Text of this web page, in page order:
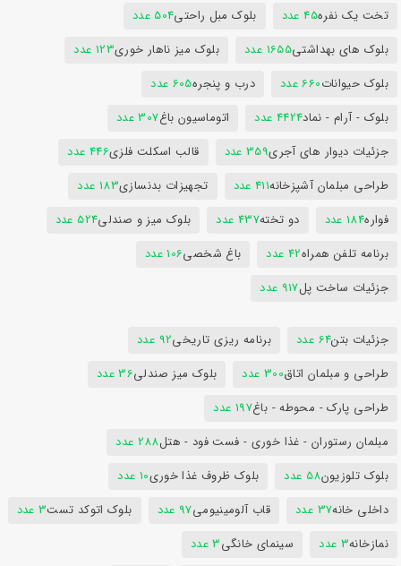
تخت یک نفره45 عدد بلوک مبل راحتی504 عدد
بلوک های بهداشتی1655 عدد بلوک میز ناهار خوری123 عدد
بلوک حیوانات660 عدد درب و پنجره605 عدد
بلوک - آرام - نماد4424 عدد اتوماسیون باغ307 عدد
جزئیات دیوار های آجری359 عدد قالب اسکلت فلزی446 عدد
طراحی مبلمان آشپزخانه411 عدد تجهیزات بدنسازی183 عدد
فواره184 عدد دو تخته437 عدد بلوک میز و صندلی524 عدد
برنامه تلفن همراه42 عدد باغ شخصی106 عدد
جزئیات ساخت پل917 عدد
جزئیات بتن64 عدد برنامه ریزی تاریخی92 عدد
طراحی و مبلمان اتاق300 عدد بلوک میز صندلی36 عدد
طراحی پارک - محوطه - باغ197 عدد
مبلمان رستوران - غذا خوری - فست فود - هتل288 عدد
بلوک تلوزیون58 عدد بلوک ظروف غذا خوری10 عدد
داخلی خانه37 عدد قاب آلومینیومی97 عدد بلوک اتوکد تست3 عدد
نمازخانه3 عدد سینمای خانگی3 عدد